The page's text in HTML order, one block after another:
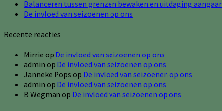
Balanceren tussen grenzen bewaken en uitdaging
De invloed van seizoenen op ons
Recente reacties
Mirrie op De invloed van seizoenen op ons
admin op De invloed van seizoenen op ons
Janneke Pops op De invloed van seizoenen op ons
admin op De invloed van seizoenen op ons
B Wegman op De invloed van seizoenen op ons